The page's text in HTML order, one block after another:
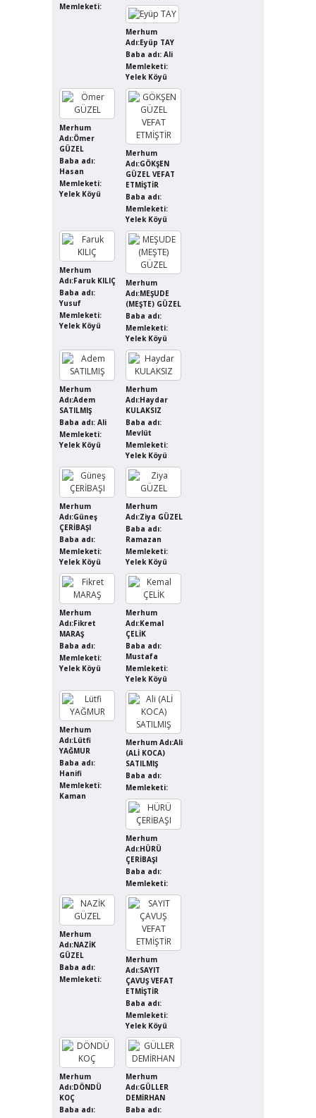
Memleketi:
Merhum
Adı:Eyüp TAY
Baba adı: Ali
Memleketi:
Yelek Köyü
Merhum
Adı:Ömer
GÜZEL
Baba adı:
Hasan
Memleketi:
Yelek Köyü
Merhum
Adı:GÖKŞEN
GÜZEL VEFAT
ETMİŞTİR
Baba adı:
Memleketi:
Yelek Köyü
Merhum
Adı:Faruk KILIÇ
Baba adı:
Yusuf
Memleketi:
Yelek Köyü
Merhum
Adı:MEŞUDE
(MEŞTE) GÜZEL
Baba adı:
Memleketi:
Yelek Köyü
Merhum
Adı:Adem
SATILMIŞ
Baba adı: Ali
Memleketi:
Yelek Köyü
Merhum
Adı:Haydar
KULAKSIZ
Baba adı:
Mevlüt
Memleketi:
Yelek Köyü
Merhum
Adı:Güneş
ÇERİBAŞI
Baba adı:
Memleketi:
Yelek Köyü
Merhum
Adı:Ziya GÜZEL
Baba adı:
Ramazan
Memleketi:
Yelek Köyü
Merhum
Adı:Fikret
MARAŞ
Baba adı:
Memleketi:
Yelek Köyü
Merhum
Adı:Kemal
ÇELİK
Baba adı:
Mustafa
Memleketi:
Yelek Köyü
Merhum
Adı:Lütfi
YAĞMUR
Baba adı:
Hanifi
Memleketi:
Kaman
Merhum Adı:Ali
(ALİ KOCA)
SATILMIŞ
Baba adı:
Memleketi:
Merhum
Adı:HÜRÜ
ÇERİBAŞI
Baba adı:
Memleketi:
Merhum
Adı:NAZİK
GÜZEL
Baba adı:
Memleketi:
Merhum
Adı:SAYIT
ÇAVUŞ VEFAT
ETMİŞTİR
Baba adı:
Memleketi:
Yelek Köyü
Merhum
Adı:DÖNDÜ
KOÇ
Baba adı:
Merhum
Adı:GÜLLER
DEMİRHAN
Baba adı: